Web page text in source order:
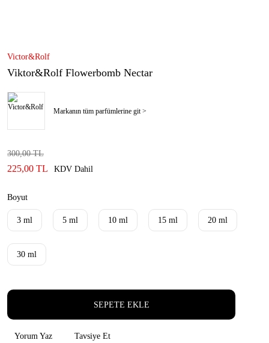
Victor&Rolf
Viktor&Rolf Flowerbomb Nectar
Markanın tüm parfümlerine git >
300,00 TL
225,00 TL KDV Dahil
Boyut
3 ml 5 ml 10 ml 15 ml 20 ml
30 ml
SEPETE EKLE
Yorum Yaz Tavsiye Et